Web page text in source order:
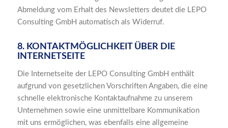
Abmeldung vom Erhalt des Newsletters deutet die LEPO
Consulting GmbH automatisch als Widerruf.
8. KONTAKTMÖGLICHKEIT ÜBER DIE
INTERNETSEITE
Die Internetseite der LEPO Consulting GmbH enthält
aufgrund von gesetzlichen Vorschriften Angaben, die eine
schnelle elektronische Kontaktaufnahme zu unserem
Unternehmen sowie eine unmittelbare Kommunikation
mit uns ermöglichen, was ebenfalls eine allgemeine